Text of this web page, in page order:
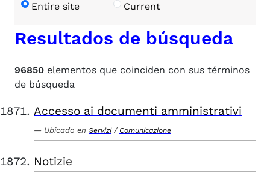
Entire site Current
Resultados de búsqueda
96850 elementos que coinciden con sus términos
de búsqueda
Accesso ai documenti amministrativi
Ubicado en Servizi / Comunicazione
Notizie